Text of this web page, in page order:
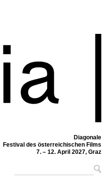
Diagonale
Festival des österreichischen Films
7. – 12. April 2027, Graz